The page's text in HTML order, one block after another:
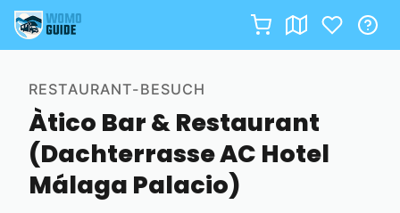
Inhalt
springen
RESTAURANT-BESUCH
Àtico Bar & Restaurant
(Dachterrasse AC Hotel
Málaga Palacio)